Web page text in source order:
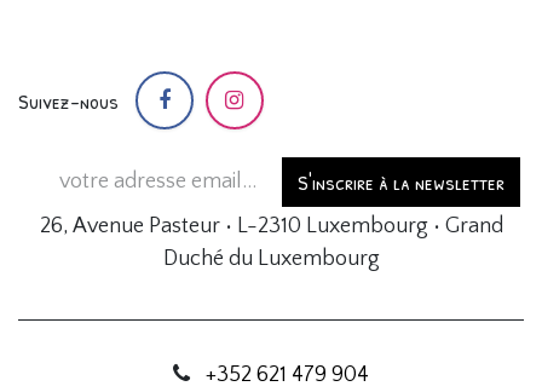
Suivez-nous
S'inscrire à la newsletter
26, Avenue Pasteur • L-2310 Luxembourg • Grand
Duché du Luxembourg
+352 621 479 904